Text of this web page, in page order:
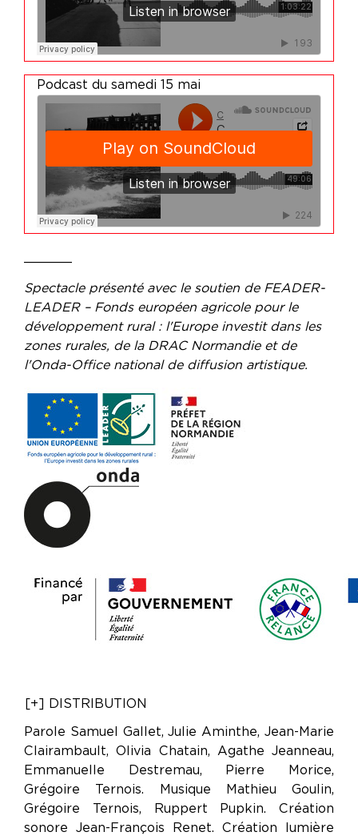
Podcast du samedi 15 mai
Spectacle présenté avec le soutien de FEADER-
LEADER – Fonds européen agricole pour le
développement rural : l'Europe investit dans les
zones rurales, de la DRAC Normandie et de
l'Onda-Office national de diffusion artistique.
[+] DISTRIBUTION
Parole Samuel Gallet, Julie Aminthe, Jean-Marie
Clairambault, Olivia Chatain, Agathe Jeanneau,
Emmanuelle Destremau, Pierre Morice,
Grégoire Ternois. Musique Mathieu Goulin,
Grégoire Ternois, Ruppert Pupkin. Création
sonore Jean-François Renet. Création lumière